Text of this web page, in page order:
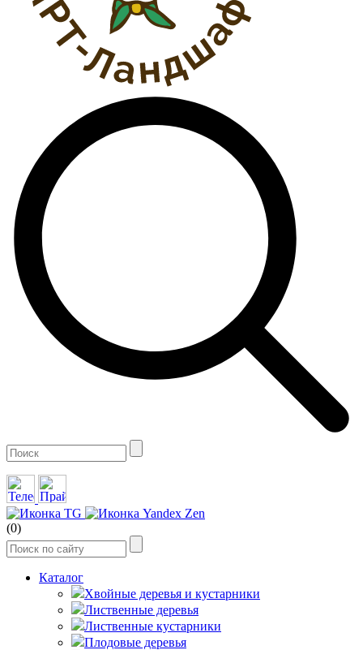
(0)
Каталог
Хвойные деревья и кустарники
Лиственные деревья
Лиственные кустарники
Плодовые деревья